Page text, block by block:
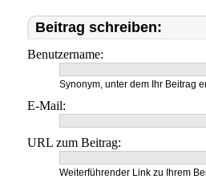
Beitrag schreiben:
Benutzername:
Synonym, unter dem Ihr Beitrag
E-Mail:
URL zum Beitrag:
Weiterführender Link zu Ihrem